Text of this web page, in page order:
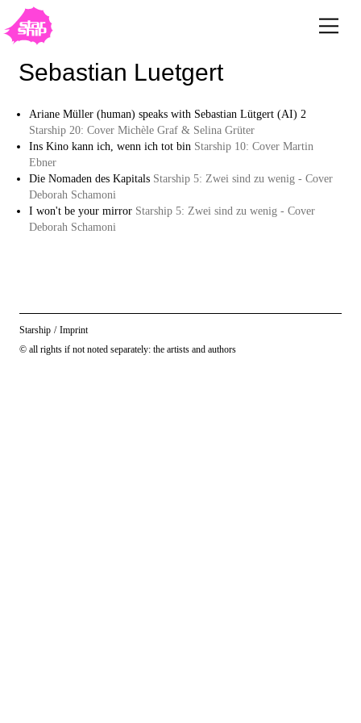
Sebastian Luetgert
Ariane Müller (human) speaks with Sebastian Lütgert (AI) 2
Starship 20: Cover Michèle Graf & Selina Grüter
Ins Kino kann ich, wenn ich tot bin Starship 10: Cover Martin
Ebner
Die Nomaden des Kapitals Starship 5: Zwei sind zu wenig - Cover
Deborah Schamoni
I won't be your mirror Starship 5: Zwei sind zu wenig - Cover
Deborah Schamoni
Starship / Imprint
© all rights if not noted separately: the artists and authors